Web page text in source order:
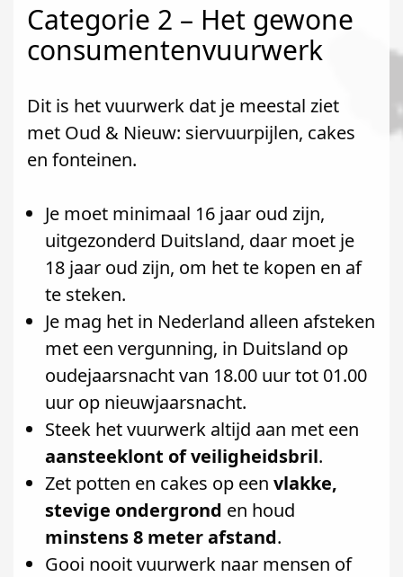
Categorie 2 – Het gewone
consumentenvuurwerk
Dit is het vuurwerk dat je meestal ziet
met Oud & Nieuw: siervuurpijlen, cakes
en fonteinen.
Je moet minimaal 16 jaar oud zijn,
uitgezonderd Duitsland, daar moet je
18 jaar oud zijn, om het te kopen en af
te steken.
Je mag het in Nederland alleen afsteken
met een vergunning, in Duitsland op
oudejaarsnacht van 18.00 uur tot 01.00
uur op nieuwjaarsnacht.
Steek het vuurwerk altijd aan met een
aansteeklont of veiligheidsbril.
Zet potten en cakes op een vlakke,
stevige ondergrond en houd
minstens 8 meter afstand.
Gooi nooit vuurwerk naar mensen of